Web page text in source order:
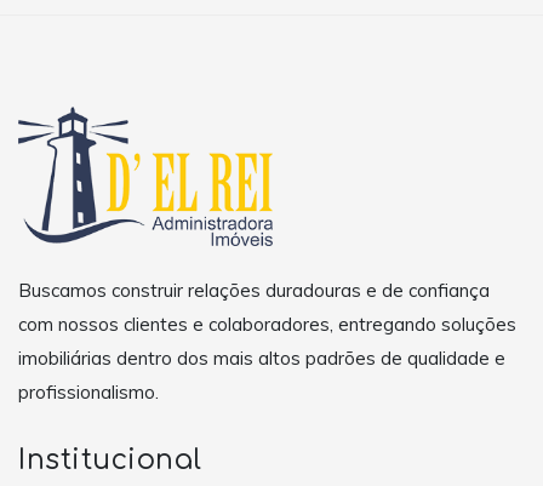
Buscamos construir relações duradouras e de confiança
com nossos clientes e colaboradores, entregando soluções
imobiliárias dentro dos mais altos padrões de qualidade e
profissionalismo.
Institucional